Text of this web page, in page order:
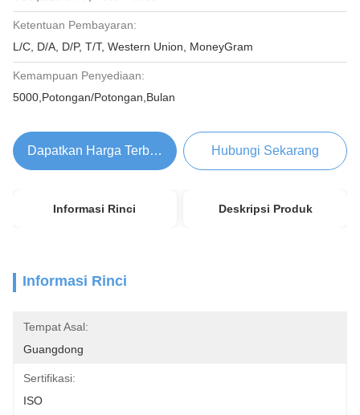
Ketentuan Pembayaran:
L/C, D/A, D/P, T/T, Western Union, MoneyGram
Kemampuan Penyediaan:
5000,Potongan/Potongan,Bulan
Dapatkan Harga Terbaik Hubungi Sekarang
Informasi Rinci Deskripsi Produk
Informasi Rinci
Tempat Asal:
Guangdong
Sertifikasi:
ISO